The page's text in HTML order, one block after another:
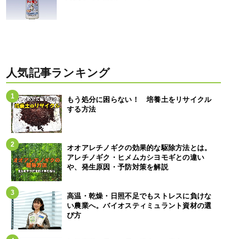
人気記事ランキング
もう処分に困らない！ 培養土をリサイクル
する方法
オオアレチノギクの効果的な駆除方法とは。
アレチノギク・ヒメムカシヨモギとの違い
や、発生原因・予防対策を解説
高温・乾燥・日照不足でもストレスに負けな
い農業へ。バイオスティミュラント資材の選
び方